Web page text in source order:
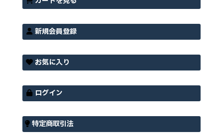
新規会員登録
お気に入り
ログイン
特定商取引法